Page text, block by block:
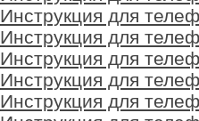
Инструкция для
Инструкция для
Инструкция для
Инструкция для
Инструкция для